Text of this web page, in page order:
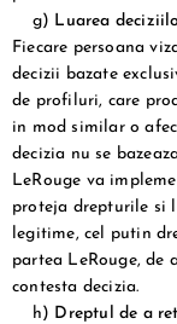
g) Luarea
Fiecare persoana
decizii bazate
de profiluri, care
in mod similar o
decizia nu se
LeRouge va
proteja drepturile si
legitime, cel putin
partea LeRouge, de
contesta decizia.
h) Dreptul de a